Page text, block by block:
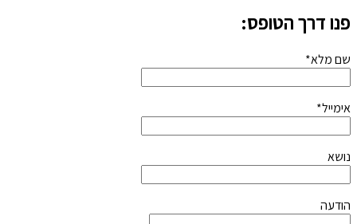
פנו דרך הטופס:
שם מלא*
אימייל*
נושא
הודעה